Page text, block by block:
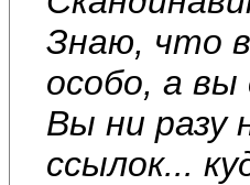
Знаю, что
особо, а
Вы ни разу
ссылок...